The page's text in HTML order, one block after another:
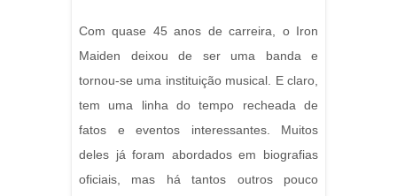
Com quase 45 anos de carreira, o Iron
Maiden deixou de ser uma banda e
tornou-se uma instituição musical. E claro,
tem uma linha do tempo recheada de
fatos e eventos interessantes. Muitos
deles já foram abordados em biografias
oficiais, mas há tantos outros pouco